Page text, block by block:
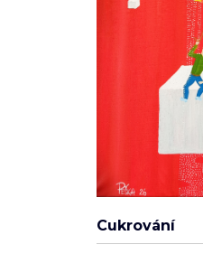
Cukrování
Používáme cookies pro
cílení (Facebook Pixel, Google
zážitek a měřili účinnost
košík) jsou nutné a vždy aktivní.